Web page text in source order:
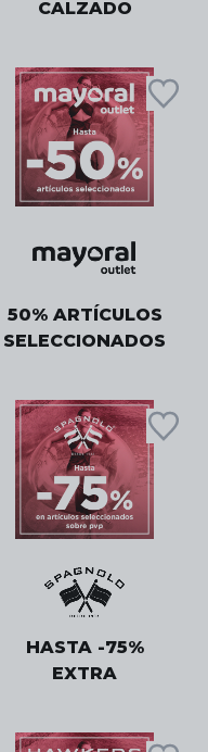
CALZADO
50% ARTÍCULOS
SELECCIONADOS
HASTA -75%
EXTRA